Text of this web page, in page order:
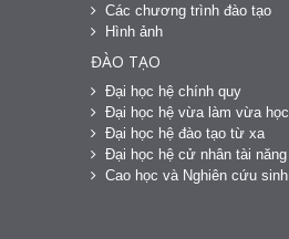
Các chương trình đào tạo
Hình ảnh
ĐÀO TẠO
Đại học hệ chính quy
Đại học hệ vừa làm vừa học
Đại học hệ đào tạo từ xa
Đại học hệ cử nhân tài năng
Cao học và Nghiên cứu sinh